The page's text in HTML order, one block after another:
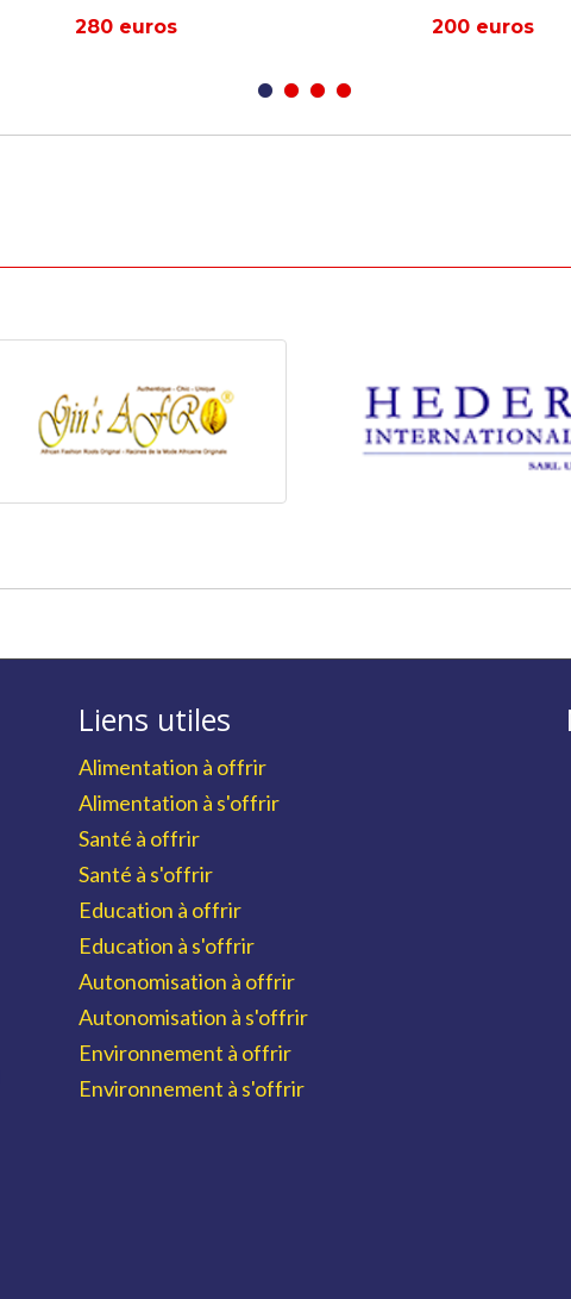
200 euros 800 euros
Liens utiles
Alimentation à offrir
Alimentation à s'offrir
Santé à offrir
Santé à s'offrir
Education à offrir
Education à s'offrir
Autonomisation à offrir
Autonomisation à s'offrir
Environnement à offrir
Environnement à s'offrir